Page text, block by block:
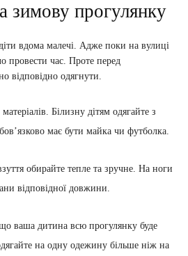
зимову прогулянку
вдома малечі. Адже поки на вулиці
провести час. Проте перед
відповідно одягнути.
Білизну дітям одягайте з
має бути майка чи футболка.
обирайте тепле та зручне. На ноги
відповідної довжини.
ваша дитина всю прогулянку буде
на одну одежину більше ніж на